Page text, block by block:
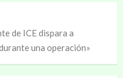
de ICE dispara a
una operación»